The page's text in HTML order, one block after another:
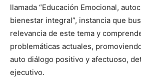
llamada “Educación Emocional,
bienestar integral”, instancia que
relevancia de este tema y
problemáticas actuales,
auto diálogo positivo y afectuoso,
ejecutivo.